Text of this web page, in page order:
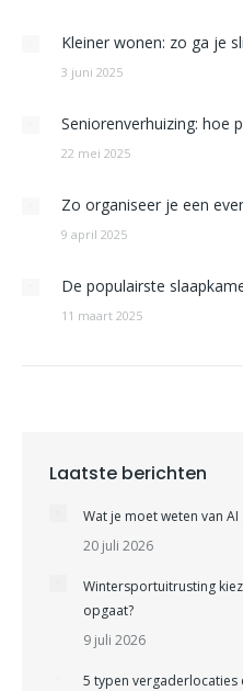
Kleiner wonen: zo ga je
3 juni 2025
Seniorenverhuizing: hoe
22 mei 2025
Zo organiseer je een
9 april 2025
De populairste
11 maart 2025
Laatste berichten
Wat je moet weten van
20 juli 2026
Wintersportuitrusting
opgaat?
9 juli 2026
5 typen vergaderlocaties